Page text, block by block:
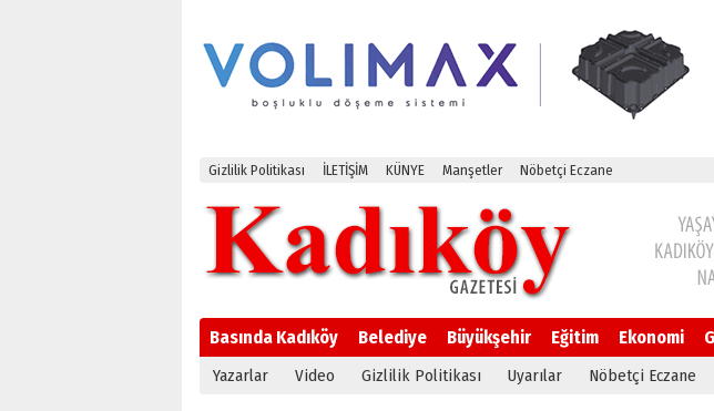
Gizlilik Politikası İLETİŞİM KÜNYE Manşetler Nöbetçi Eczane
Basında Kadıköy Belediye Büyükşehir Eğitim Ekonomi
Yazarlar Video Gizlilik Politikası Uyarılar Nöbetçi Eczane